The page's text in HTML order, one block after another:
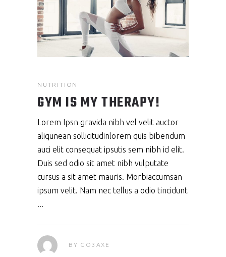
NUTRITION
GYM IS MY THERAPY!
Lorem Ipsn gravida nibh vel velit auctor
aliqunean sollicitudinlorem quis bibendum
auci elit consequat ipsutis sem nibh id elit.
Duis sed odio sit amet nibh vulputate
cursus a sit amet mauris. Morbiaccumsan
ipsum velit. Nam nec tellus a odio tincidunt
BY GO3AXE